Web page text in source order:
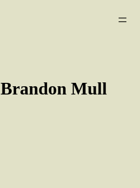
Brandon Mull